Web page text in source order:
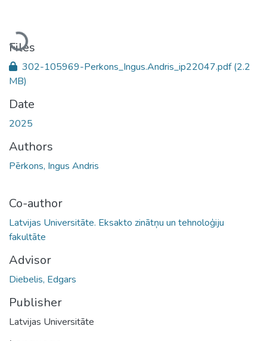
Loading...
Files
302-105969-Perkons_Ingus.Andris_ip22047.pdf(2.2
MB)
Date
2025
Authors
Pērkons, Ingus Andris
Co-author
Latvijas Universitāte. Eksakto zinātņu un tehnoloģiju
fakultāte
Advisor
Diebelis, Edgars
Publisher
Latvijas Universitāte